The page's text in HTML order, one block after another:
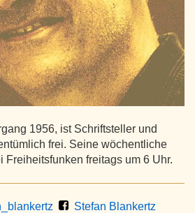
1956, ist Schriftsteller und
frei. Seine wöchentliche
Freiheitsfunken freitags um 6 Uhr.
Stefan Blankertz